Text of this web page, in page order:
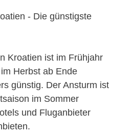
- Die günstigste
Kroatien ist im Frühjahr
Herbst ab Ende
günstig. Der Ansturm ist
im Sommer
und Fluganbieter